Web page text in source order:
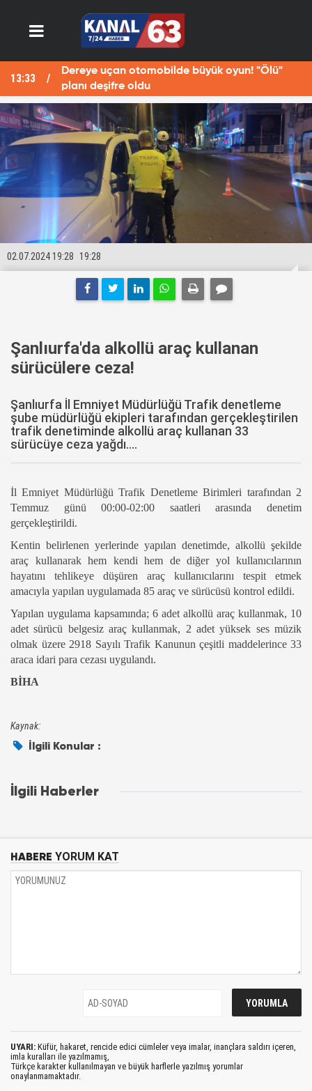
13:33
Dereye uçan otomobilde büyük oyun! "Ölü"
planı deşifre oldu
19:28
02.07.2024 19:28
Şanlıurfa'da alkollü araç kullanan
sürücülere ceza!
Şanlıurfa İl Emniyet Müdürlüğü Trafik denetleme
şube müdürlüğü ekipleri tarafından gerçekleştirilen
trafik denetiminde alkollü araç kullanan 33
sürücüye ceza yağdı....
İl Emniyet Müdürlüğü Trafik Denetleme Birimleri tarafından 2
Temmuz günü 00:00-02:00 saatleri arasında denetim
gerçekleştirildi.
Kentin belirlenen yerlerinde yapılan denetimde, alkollü şekilde
araç kullanarak hem kendi hem de diğer yol kullanıcılarının
hayatını tehlikeye düşüren araç kullanıcılarını tespit etmek
amacıyla yapılan uygulamada 85 araç ve sürücüsü kontrol edildi.
Yapılan uygulama kapsamında; 6 adet alkollü araç kullanmak, 10
adet sürücü belgesiz araç kullanmak, 2 adet yüksek ses müzik
olmak üzere 2918 Sayılı Trafik Kanunun çeşitli maddelerince 33
araca idari para cezası uygulandı.
BİHA
Kaynak:
İlgili Konular :
İlgili Haberler
HABERE YORUM KAT
UYARI: Küfür, hakaret, rencide edici cümleler veya imalar, inançlara saldırı içeren,
imla kuralları ile yazılmamış,
Türkçe karakter kullanılmayan ve büyük harflerle yazılmış yorumlar
onaylanmamaktadır.